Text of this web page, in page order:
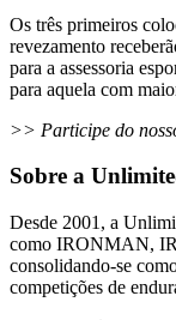
Os três primeiros
revezamento
para a assessoria
para aquela com
>> Participe do
Sobre a
Desde 2001, a
como IRONMAN,
consolidando-se
competições de